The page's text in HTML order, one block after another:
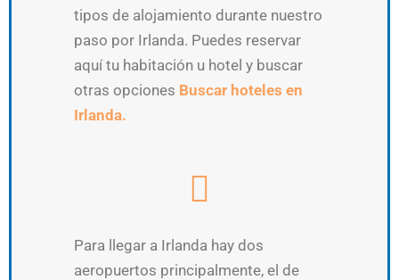
tipos de alojamiento durante nuestro
paso por Irlanda. Puedes reservar
aquí tu habitación u hotel y buscar
otras opciones Buscar hoteles en
Irlanda.
Para llegar a Irlanda hay dos
aeropuertos principalmente, el de